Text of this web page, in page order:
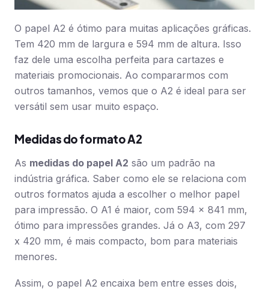
O papel A2 é ótimo para muitas aplicações gráficas.
Tem 420 mm de largura e 594 mm de altura. Isso
faz dele uma escolha perfeita para cartazes e
materiais promocionais. Ao compararmos com
outros tamanhos, vemos que o A2 é ideal para ser
versátil sem usar muito espaço.
Medidas do formato A2
As medidas do papel A2 são um padrão na
indústria gráfica. Saber como ele se relaciona com
outros formatos ajuda a escolher o melhor papel
para impressão. O A1 é maior, com 594 x 841 mm,
ótimo para impressões grandes. Já o A3, com 297
x 420 mm, é mais compacto, bom para materiais
menores.
Assim, o papel A2 encaixa bem entre esses dois,